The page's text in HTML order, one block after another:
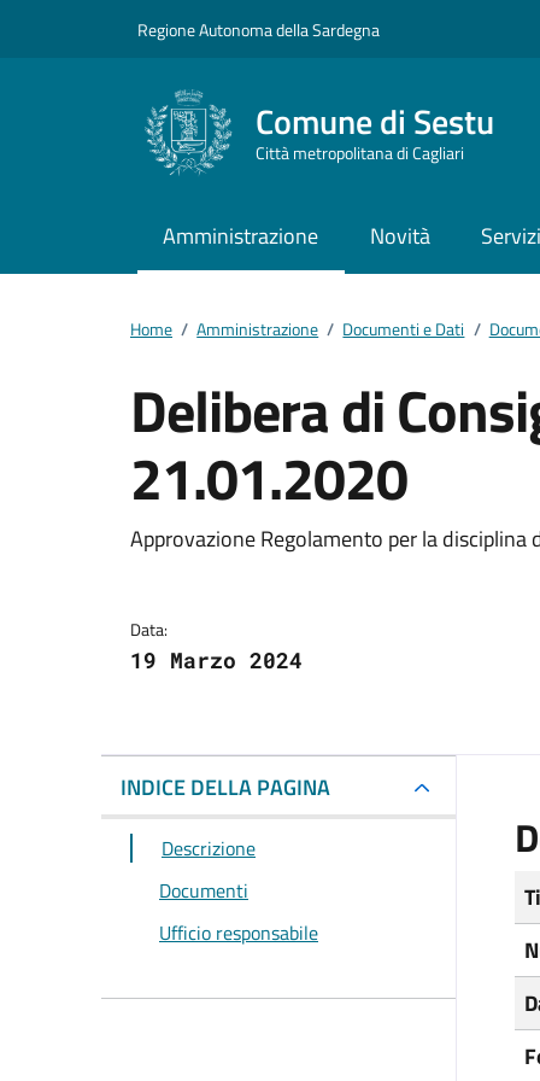
Regione Autonoma della Sardegna
Comune di Sestu
Città metropolitana di Cagliari
Amministrazione Novità Servizi
Home / Amministrazione / Documenti e Dati /
Delibera di
21.01.2020
Dettagli del
Approvazione Regolamento per la disciplina
Data:
19 Marzo 2024
INDICE DELLA PAGINA
Descrizione
Documenti
Ufficio responsabile